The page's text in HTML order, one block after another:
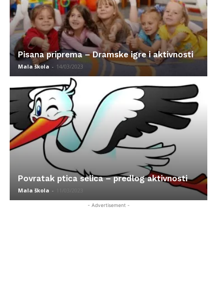
Pisana priprema – Dramske igre i aktivnosti
Mala škola - 14/03/2023
Povratak ptica selica – predlog aktivnosti
Mala škola - 11/03/2023
- Advertisement -